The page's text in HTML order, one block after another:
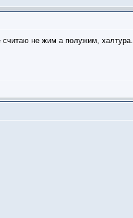
считаю не жим а полужим, халтура.